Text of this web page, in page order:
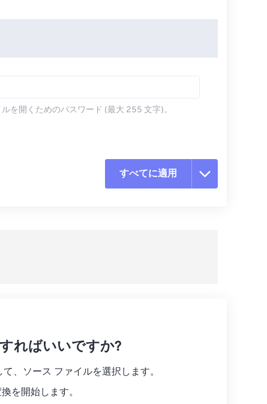
を開くためのパスワード (最大 255 文字)。
すべてに適用
ればいいですか?
、ソース ファイルを選択します。
を開始します。